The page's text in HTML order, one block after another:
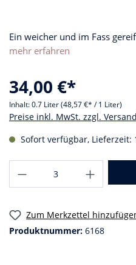
Ein weicher und im Fass
mehr erfahren
34,00 €*
Inhalt:0.7 Liter(48,57 €* / 1 Liter)
Preise inkl. MwSt. zzgl.
Sofort verfügbar, Lieferzeit:
Zum Merkzettel
Produktnummer: 6168